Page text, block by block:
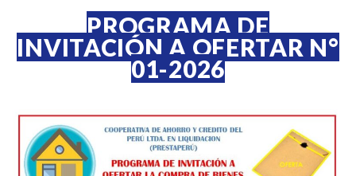
PROGRAMA DE
INVITACIÓN A OFERTAR N°
01-2026